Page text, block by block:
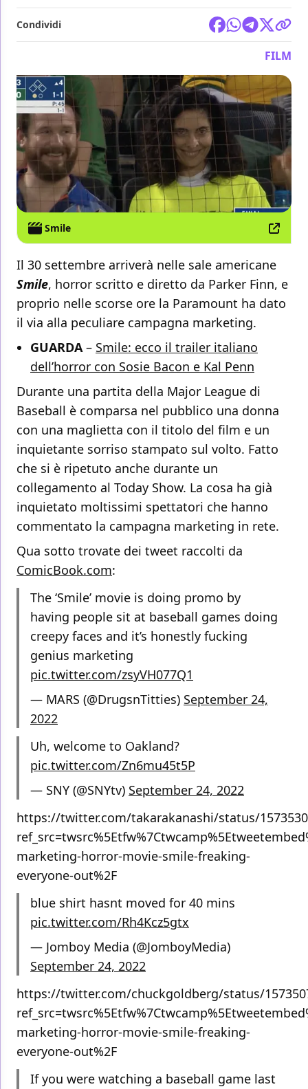
Condividi
FILM
Smile
Il 30 settembre arriverà nelle sale americane
Smile, horror scritto e diretto da Parker Finn, e
proprio nelle scorse ore la Paramount ha dato
il via alla peculiare campagna marketing.
GUARDA– Smile: ecco il trailer italiano
dell’horror con Sosie Bacon e Kal Penn
Durante una partita della Major League di
Baseball è comparsa nel pubblico una donna
con una maglietta con il titolo del film e un
inquietante sorriso stampato sul volto. Fatto
che si è ripetuto anche durante un
collegamento al Today Show. La cosa ha già
inquietato moltissimi spettatori che hanno
commentato la campagna marketing in rete.
Qua sotto trovate dei tweet raccolti da
ComicBook.com:
The ‘Smile’ movie is doing promo by
having people sit at baseball games doing
creepy faces and it’s honestly fucking
genius marketing
pic.twitter.com/zsyVH077Q1
— MARS (@DrugsnTitties) September 24,
2022
Uh, welcome to Oakland?
pic.twitter.com/Zn6mu45t5P
— SNY (@SNYtv) September 24, 2022
https://twitter.com/takarakanashi/status/
marketing-horror-movie-smile-freaking-
everyone-out%2F
blue shirt hasnt moved for 40 mins
pic.twitter.com/Rh4Kcz5gtx
— Jomboy Media (@JomboyMedia)
September 24, 2022
https://twitter.com/chuckgoldberg/status/
marketing-horror-movie-smile-freaking-
everyone-out%2F
If you were watching a baseball game last